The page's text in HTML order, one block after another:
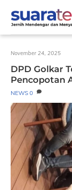
content
November 24, 2025
DPD Golkar
Pencopotan
NEWS 0